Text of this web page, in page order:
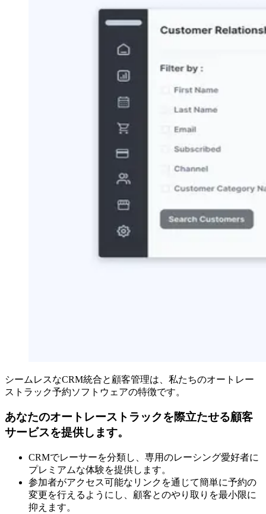
シームレスなCRM統合と顧客管理は、私たちのオートレー
ストラック予約ソフトウェアの特徴です。
あなたのオートレーストラックを際立たせる顧客
サービスを提供します。
CRMでレーサーを分類し、専用のレーシング愛好者に
プレミアムな体験を提供します。
参加者がアクセス可能なリンクを通じて簡単に予約の
変更を行えるようにし、顧客とのやり取りを最小限に
抑えます。